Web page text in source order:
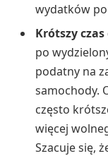
wydatków
Krótszy
po
podatny na
samochody.
często
więcej
Szacuje się,